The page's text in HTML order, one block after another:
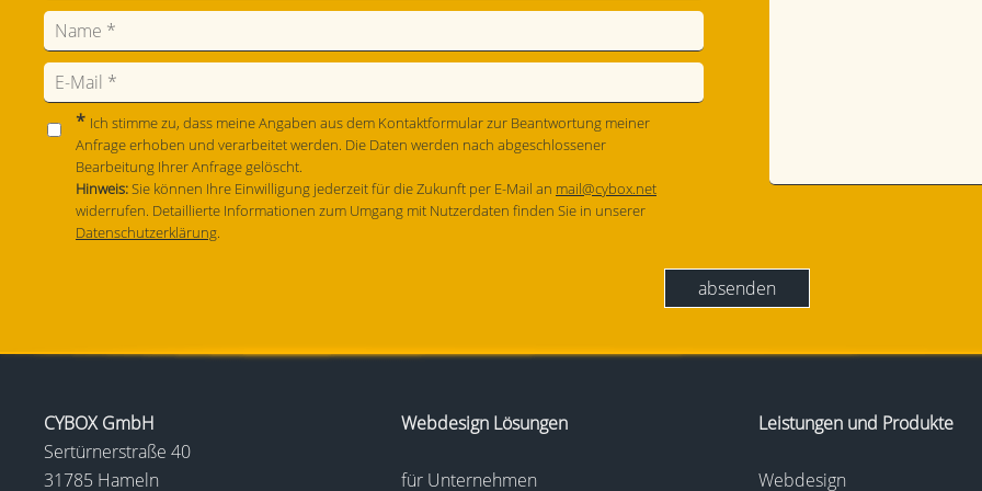
* Ich stimme zu, dass meine Angaben aus dem Kontaktformular zur Beantwortung meiner
Anfrage erhoben und verarbeitet werden. Die Daten werden nach abgeschlossener
Bearbeitung Ihrer Anfrage gelöscht.
Hinweis:Sie können Ihre Einwilligung jederzeit für die Zukunft per E-Mail an mail@cybox.net
widerrufen. Detaillierte Informationen zum Umgang mit Nutzerdaten finden Sie in unserer
Datenschutzerklärung.
CYBOX GmbH
Sertürnerstraße 40
31785 Hameln
Webdesign Lösungen
für Unternehmen
Leistungen und Produkte
Webdesign